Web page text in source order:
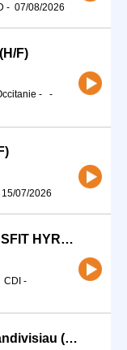
- 07/08/2026
F)
-
-
15/07/2026
COACH SPORTIF / COACH CROSSFIT HYROX (H/F)
CDI -
Coach Sportif / Coach Sportive Landivisiau (H/F)